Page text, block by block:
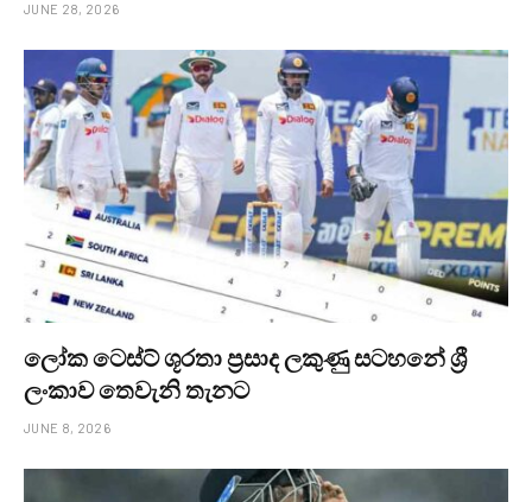
JUNE 28, 2026
ලෝක ටෙස්ට් ශූරතා ප්‍රසාද ලකුණු සටහනේ ශ්‍රී
ලංකාව තෙවැනි තැනට
JUNE 8, 2026